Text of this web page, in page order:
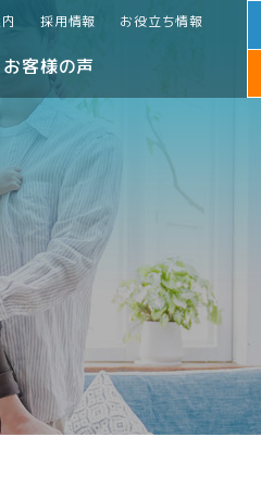
採用情報 お役立ち情報
お客様の声